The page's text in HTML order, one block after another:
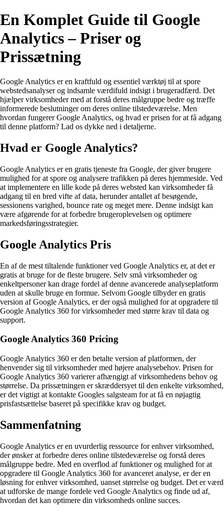
En Komplet Guide til Google
Analytics – Priser og
Prissætning
Google Analytics er en kraftfuld og essentiel værktøj til at spore
webstedsanalyser og indsamle værdifuld indsigt i brugeradfærd. Det
hjælper virksomheder med at forstå deres målgruppe bedre og træffe
informerede beslutninger om deres online tilstedeværelse. Men
hvordan fungerer Google Analytics, og hvad er prisen for at få adgang
til denne platform? Lad os dykke ned i detaljerne.
Hvad er Google Analytics?
Google Analytics er en gratis tjeneste fra Google, der giver brugere
mulighed for at spore og analysere trafikken på deres hjemmeside. Ved
at implementere en lille kode på deres websted kan virksomheder få
adgang til en bred vifte af data, herunder antallet af besøgende,
sessionens varighed, bounce rate og meget mere. Denne indsigt kan
være afgørende for at forbedre brugeroplevelsen og optimere
markedsføringsstrategier.
Google Analytics Pris
En af de mest tiltalende funktioner ved Google Analytics er, at det er
gratis at bruge for de fleste brugere. Selv små virksomheder og
enkeltpersoner kan drage fordel af denne avancerede analyseplatform
uden at skulle bruge en formue. Selvom Google tilbyder en gratis
version af Google Analytics, er der også mulighed for at opgradere til
Google Analytics 360 for virksomheder med større krav til data og
support.
Google Analytics 360 Pricing
Google Analytics 360 er den betalte version af platformen, der
henvender sig til virksomheder med højere analysebehov. Prisen for
Google Analytics 360 varierer afhængigt af virksomhedens behov og
størrelse. Da prissætningen er skræddersyet til den enkelte virksomhed,
er det vigtigt at kontakte Googles salgsteam for at få en nøjagtig
prisfastsættelse baseret på specifikke krav og budget.
Sammenfatning
Google Analytics er en uvurderlig ressource for enhver virksomhed,
der ønsker at forbedre deres online tilstedeværelse og forstå deres
målgruppe bedre. Med en overflod af funktioner og mulighed for at
opgradere til Google Analytics 360 for avanceret analyse, er der en
løsning for enhver virksomhed, uanset størrelse og budget. Det er værd
at udforske de mange fordele ved Google Analytics og finde ud af,
hvordan det kan optimere din virksomheds online succes.